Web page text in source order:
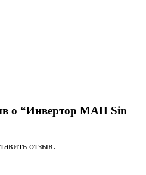
о “Инвертор МАП Sin
отзыв.